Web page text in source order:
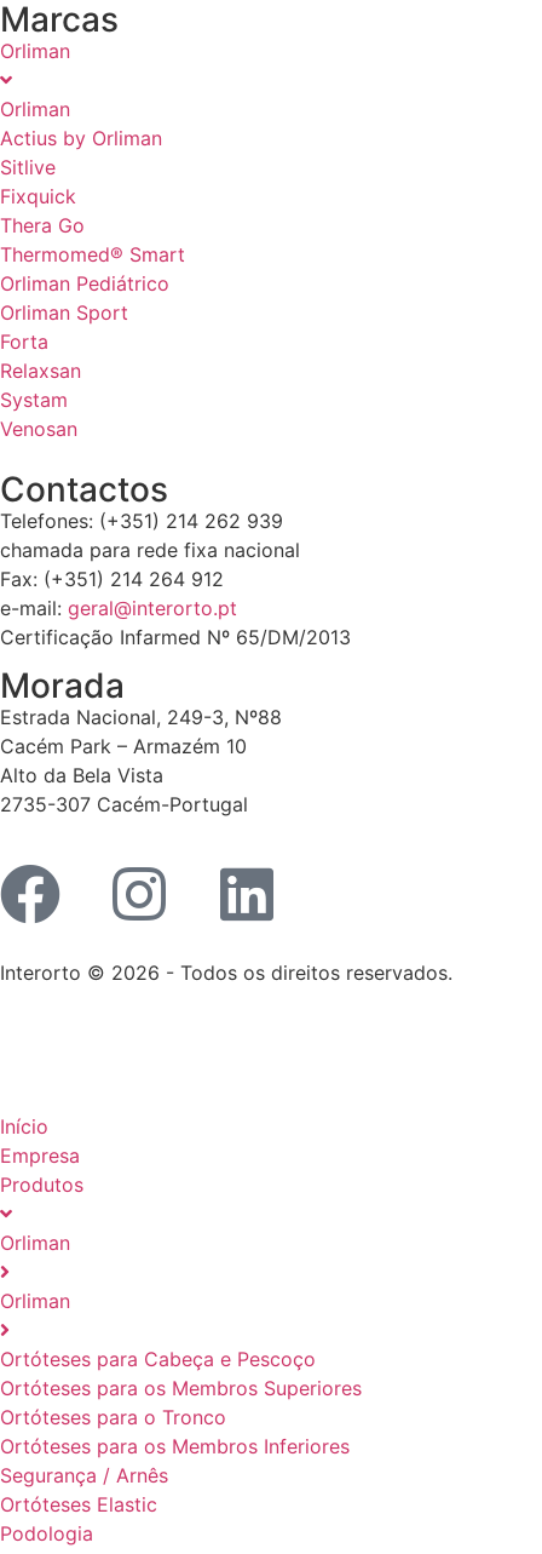
Marcas
Orliman
Orliman
Actius by Orliman
Sitlive
Fixquick
Thera Go
Thermomed® Smart
Orliman Pediátrico
Orliman Sport
Forta
Relaxsan
Systam
Venosan
Contactos
Telefones: (+351) 214 262 939
chamada para rede fixa nacional
Fax: (+351) 214 264 912
e-mail: geral@interorto.pt
Certificação Infarmed Nº 65/DM/2013
Morada
Estrada Nacional, 249-3, Nº88
Cacém Park – Armazém 10
Alto da Bela Vista
2735-307 Cacém-Portugal
Interorto © 2026 - Todos os direitos reservados.
Início
Empresa
Produtos
Orliman
Orliman
Ortóteses para Cabeça e Pescoço
Ortóteses para os Membros Superiores
Ortóteses para o Tronco
Ortóteses para os Membros Inferiores
Segurança / Arnês
Ortóteses Elastic
Podologia